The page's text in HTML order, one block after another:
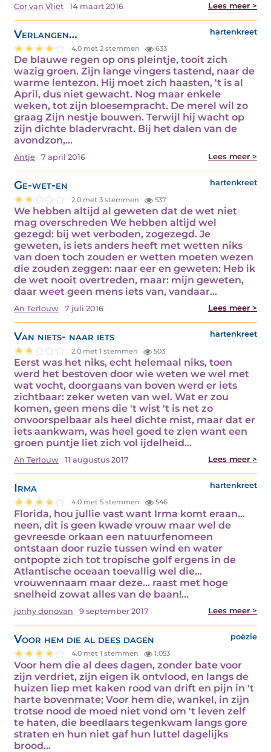
Cor van Vliet 14 maart 2016 Lees meer >
Verlangen… hartenkreet
4.0 met 2 stemmen 633
De blauwe regen op ons pleintje, tooit zich
wazig groen. Zijn lange vingers tastend, naar de
warme lentezon. Hij moet zich haasten, 't is al
April, dus niet gewacht. Nog maar enkele
weken, tot zijn bloesempracht. De merel wil zo
graag Zijn nestje bouwen. Terwijl hij wacht op
zijn dichte bladervracht. Bij het dalen van de
avondzon,…
Antje 7 april 2016 Lees meer >
Ge-wet-en hartenkreet
2.0 met 3 stemmen 537
We hebben altijd al geweten dat de wet niet
mag overschreden We hebben altijd wel
gezegd: bij wet verboden, zogezegd. Je
geweten, is iets anders heeft met wetten niks
van doen toch zouden er wetten moeten wezen
die zouden zeggen: naar eer en geweten: Heb ik
de wet nooit overtreden, maar: mijn geweten,
daar weet geen mens iets van, vandaar…
An Terlouw 7 juli 2016 Lees meer >
Van niets- naar iets hartenkreet
2.0 met 1 stemmen 503
Eerst was het niks, echt helemaal niks, toen
werd het bestoven door wie weten we wel met
wat vocht, doorgaans van boven werd er iets
zichtbaar: zeker weten van wel. Wat er zou
komen, geen mens die 't wist 't is net zo
onvoorspelbaar als heel dichte mist, maar dat er
iets aankwam, was heel goed te zien want een
groen puntje liet zich vol ijdelheid…
An Terlouw 11 augustus 2017 Lees meer >
Irma hartenkreet
4.0 met 5 stemmen 546
Florida, hou jullie vast want Irma komt eraan…
neen, dit is geen kwade vrouw maar wel de
gevreesde orkaan een natuurfenomeen
ontstaan door ruzie tussen wind en water
ontpopte zich tot tropische golf ergens in de
Atlantische oceaan toevallig wel die…
vrouwennaam maar deze... raast met hoge
snelheid zowat alles van de baan!…
jonhy donovan 9 september 2017 Lees meer >
Voor hem die al dees dagen poëzie
4.0 met 1 stemmen 1.053
Voor hem die al dees dagen, zonder bate voor
zijn verdriet, zijn eigen ik ontvlood, en langs de
huizen liep met kaken rood van drift en pijn in 't
harte bovenmate; Voor hem die, wankel, in zijn
trotse nood de moed niet vond om 't leven zelf
te haten, die beedlaars tegenkwam langs gore
straten en hun niet gaf hun luttel dagelijks
brood…